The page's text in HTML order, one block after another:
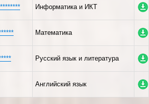
Информатика и ИКТ
Математика
Русский язык и литература
Английский язык